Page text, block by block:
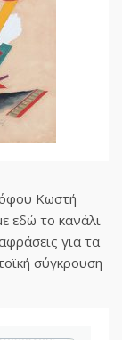
Κωστή
εδώ το κανάλι
για τα
σύγκρουση